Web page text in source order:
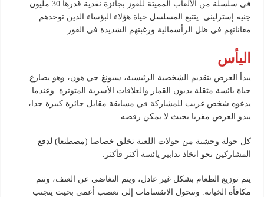
في سلسلة من الألعاب المميتة للفوز بجائزة نقدية قدرها 30 مليون
جنيه إسترليني. يتتبع المسلسل حياة هؤلاء البؤساء الذين توحدهم
معاناتهم في ظل الرأسمالية ورغبتهم الشديدة في الفوز.
اليأس
يبدأ العرض بتقديم الشخصية الرئيسية، سيونغ جي هون، وهو يصارع
حياة بائسة مثقلة بديون القمار والعلاقات الأسرية المتوترة. وعندما
يدعوه شخص غريب للمشاركة في مسابقة مقابل جائزة كبيرة جدا،
يبدو العرض مغريا بحيث لا يمكن رفضه.
كل جولة وحشية من جولات اللعبة تخلق خصاصا (مصطنعا) لدفع
المشاركين نحو اتخاذ تدابير يائسة أكثر فأكثر.
يتم توزيع الطعام بشكل غير عادل، ويتم التغاضي عن العنف، وتتم
مكافأة الخيانة. وتتحول الانقسامات إلى تعصب أعمى بحيث يتجنب